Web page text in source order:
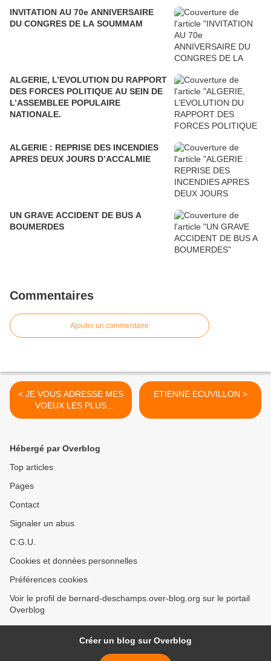
INVITATION AU 70e ANNIVERSAIRE
DU CONGRES DE LA SOUMMAM
ALGERIE, L’EVOLUTION DU RAPPORT
DES FORCES POLITIQUE AU SEIN DE
L’ASSEMBLEE POPULAIRE
NATIONALE.
ALGERIE : REPRISE DES INCENDIES
APRES DEUX JOURS D’ACCALMIE
UN GRAVE ACCIDENT DE BUS A
BOUMERDES
Commentaires
Ajouter un commentaire
< JE VOUS ADRESSE MES
VOEUX LES PLUS
CHALEUREUX
ETIENNE ECUVILLON >
Hébergé par Overblog
Top articles
Pages
Contact
Signaler un abus
C.G.U.
Cookies et données personnelles
Préférences cookies
Voir le profil de bernard-deschamps.over-blog.org sur le portail
Overblog
Créer un blog sur Overblog